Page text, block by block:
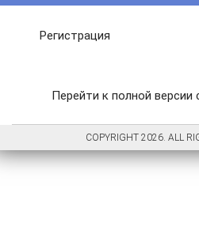
Регистрация
Перейти к полной версии
COPYRIGHT 2026. ALL